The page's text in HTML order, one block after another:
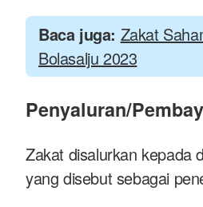
Baca juga: Zakat
Bolasalju 2023
Penyaluran/
Zakat disalurkan kepada
yang disebut sebagai